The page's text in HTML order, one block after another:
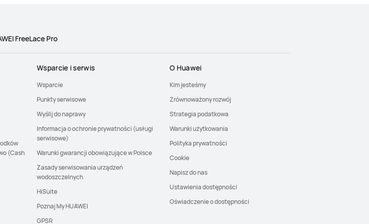
FreeLace Pro
(Cash
Wsparcie i serwis
Wsparcie
Punkty serwisowe
Wyślij do naprawy
Informacja o ochronie prywatności (usługi
serwisowe)
Warunki gwarancji obowiązujące w Polsce
Zasady serwisowania urządzeń
wodoszczelnych
HiSuite
Poznaj My HUAWEI
GPSR
O Huawei
Kim jesteśmy
Zrównoważony rozwój
Strategia podatkowa
Warunki użytkowania
Polityka prywatności
Cookie
Napisz do nas
Ustawienia dostępności
Oświadczenie o dostępności